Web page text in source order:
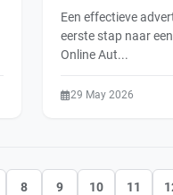
Een effectieve
eerste stap naar
Online Aut...
29 May 2026
8 9 10 11